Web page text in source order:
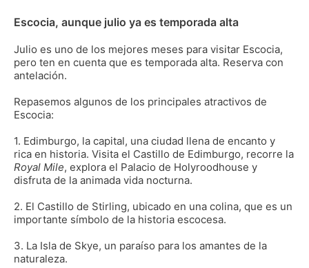
Escocia, aunque julio ya es temporada alta
Julio es uno de los mejores meses para visitar Escocia,
pero ten en cuenta que es temporada alta. Reserva con
antelación.
Repasemos algunos de los principales atractivos de
Escocia:
1. Edimburgo, la capital, una ciudad llena de encanto y
rica en historia. Visita el Castillo de Edimburgo, recorre la
Royal Mile, explora el Palacio de Holyroodhouse y
disfruta de la animada vida nocturna.
2. El Castillo de Stirling, ubicado en una colina, que es un
importante símbolo de la historia escocesa.
3. La Isla de Skye, un paraíso para los amantes de la
naturaleza.